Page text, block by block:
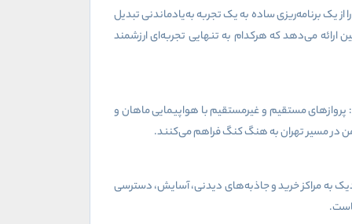
یک برنامه‌ریزی ساده به یک تجربه به‌یادماندنی تبدیل
ارائه می‌دهد که هرکدام به تنهایی تجربه‌ای ارزشمند
مستقیم و غیرمستقیم با هواپیمایی ماهان و
در مسیر تهران به هنگ کنگ فراهم می‌کنند.
به مراکز خرید و جاذبه‌های دیدنی، آسایش، دسترسی